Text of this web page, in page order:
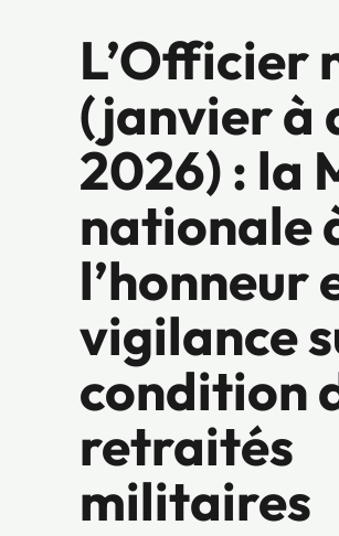
L’Officier
(janvier à
2026) : la
nationale
l’honneur
vigilance
condition
retraités
militaires